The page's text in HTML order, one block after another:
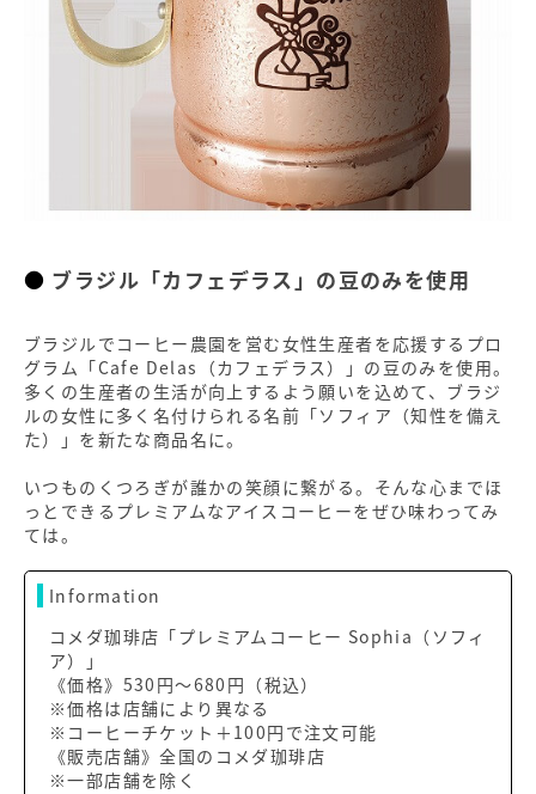
ブラジル「カフェデラス」の豆のみを使用
ブラジルでコーヒー農園を営む女性生産者を応援するプロ
グラム「Cafe Delas（カフェデラス）」の豆のみを使用。
多くの生産者の生活が向上するよう願いを込めて、ブラジ
ルの女性に多く名付けられる名前「ソフィア（知性を備え
た）」を新たな商品名に。
いつものくつろぎが誰かの笑顔に繋がる。そんな心までほ
っとできるプレミアムなアイスコーヒーをぜひ味わってみ
ては。
Information
コメダ珈琲店「プレミアムコーヒー Sophia（ソフィ
ア）」
《価格》530円～680円（税込）
※価格は店舗により異なる
※コーヒーチケット＋100円で注文可能
《販売店舗》全国のコメダ珈琲店
※一部店舗を除く